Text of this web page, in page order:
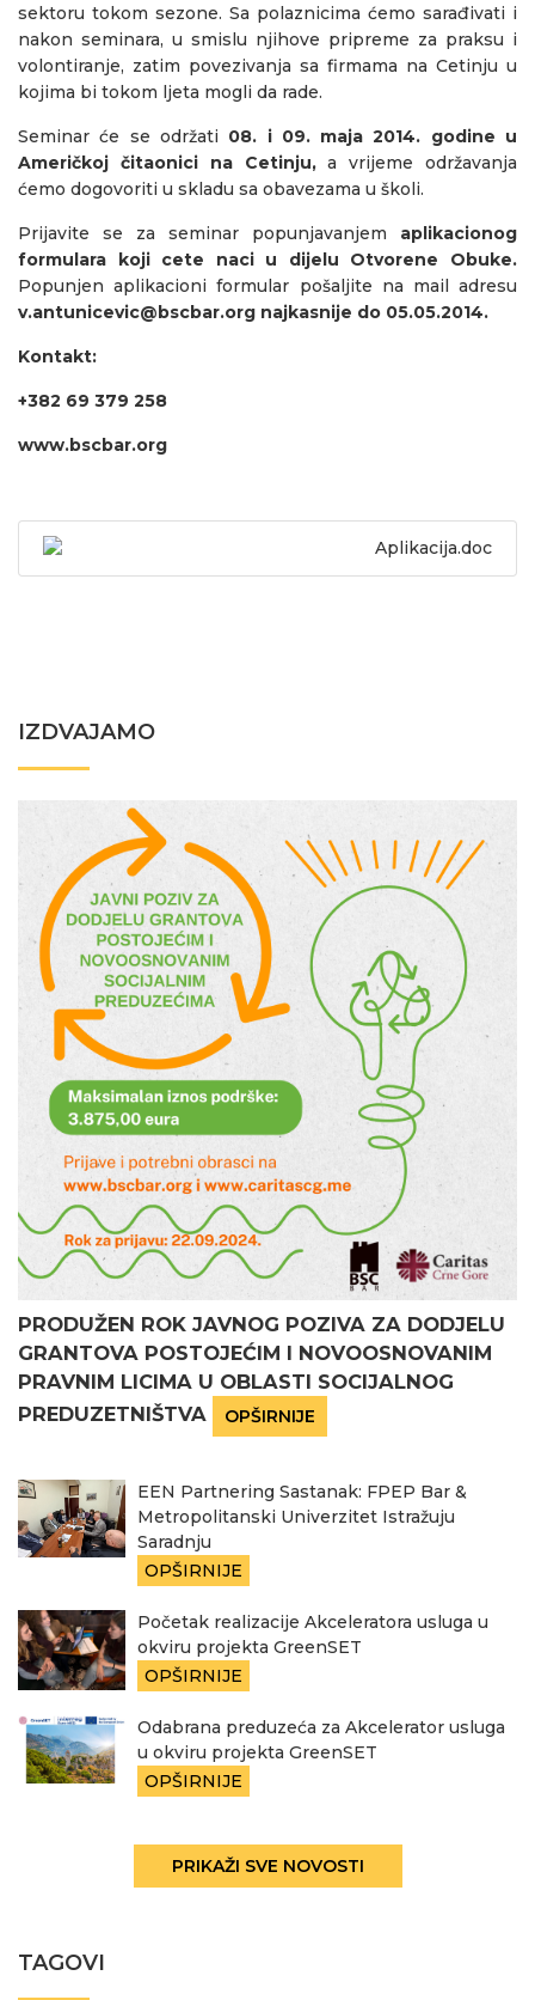
sektoru tokom sezone. Sa polaznicima ćemo sarađivati i
nakon seminara, u smislu njihove pripreme za praksu i
volontiranje, zatim povezivanja sa firmama na Cetinju u
kojima bi tokom ljeta mogli da rade.
Seminar će se održati 08. i 09. maja 2014. godine u
Američkoj čitaonici na Cetinju,a vrijeme održavanja
ćemo dogovoriti u skladu sa obavezama u školi.
Prijavite se za seminar popunjavanjem aplikacionog
formulara koji cete naci u dijelu Otvorene Obuke.
Popunjen aplikacioni formular pošaljite na mail adresu
v.antunicevic@bscbar.org najkasnije do 05.05.2014.
Kontakt:
+382 69 379 258
www.bscbar.org
Aplikacija.doc
IZDVAJAMO
PRODUŽEN ROK JAVNOG POZIVA ZA DODJELU
GRANTOVA POSTOJEĆIM I NOVOOSNOVANIM
PRAVNIM LICIMA U OBLASTI SOCIJALNOG
PREDUZETNIŠTVA
OPŠIRNIJE
EEN Partnering Sastanak: FPEP Bar &
Metropolitanski Univerzitet Istražuju
Saradnju
OPŠIRNIJE
Početak realizacije Akceleratora usluga u
okviru projekta GreenSET
OPŠIRNIJE
Odabrana preduzeća za Akcelerator usluga
u okviru projekta GreenSET
OPŠIRNIJE
PRIKAŽI SVE NOVOSTI
TAGOVI